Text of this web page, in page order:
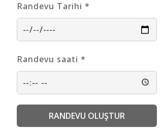
Randevu Tarihi *
Randevu saati *
RANDEVU OLUŞTUR